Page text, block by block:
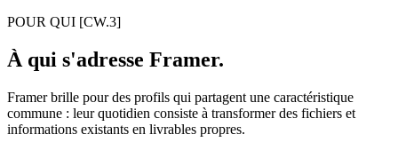
POUR QUI [CW.3]
À qui s'adresse Framer.
Framer brille pour des profils qui partagent une caractéristique
commune : leur quotidien consiste à transformer des fichiers et
informations existants en livrables propres.